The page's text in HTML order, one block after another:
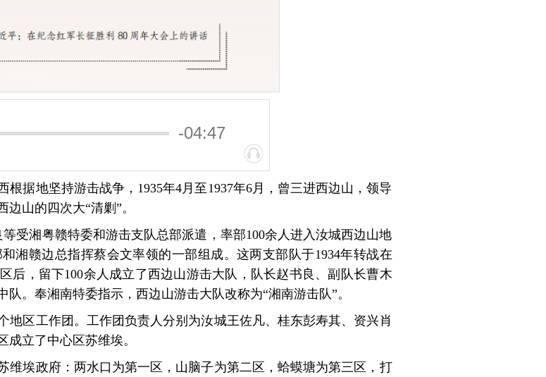
-04:47
据地坚持游击战争，1935年4月至1937年6月，曾三进西边山，领导
山的四次大“清剿”。
受湘粤赣特委和游击支队总部派遣，率部100余人进入汝城西边山地
湘赣边总指挥蔡会文率领的一部组成。这两支部队于1934年转战在
后，留下100余人成立了西边山游击大队，队长赵书良、副队长曹木
。奉湘南特委指示，西边山游击大队改称为“湘南游击队”。
地区工作团。工作团负责人分别为汝城王佐凡、桂东彭寿其、资兴肖
立了中心区苏维埃。
维埃政府：两水口为第一区，山脑子为第二区，蛤蟆塘为第三区，打